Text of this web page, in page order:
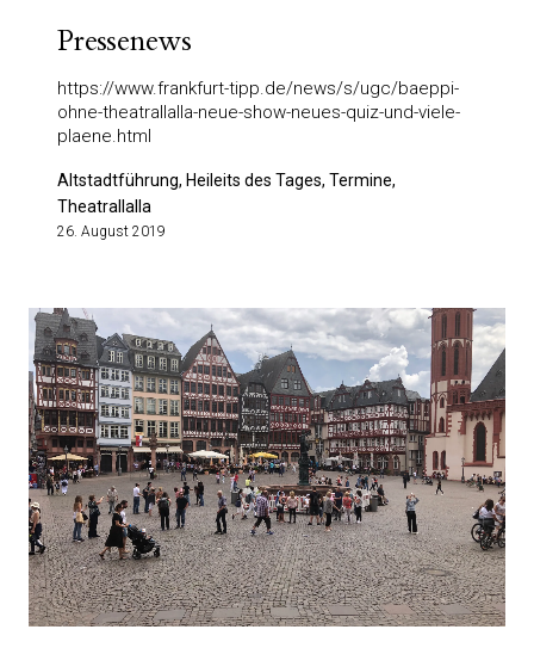
Pressenews
https://www.frankfurt-tipp.de/news/s/ugc/baeppi-
ohne-theatrallalla-neue-show-neues-quiz-und-viele-
plaene.html
Altstadtführung, Heileits des Tages, Termine,
Theatrallalla
26. August 2019